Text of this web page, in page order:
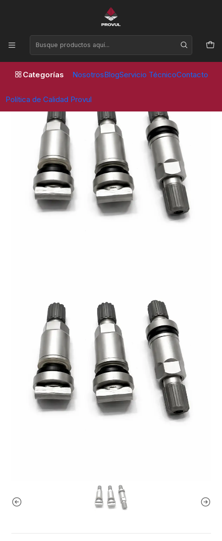
Categorías NosotrosBlogServicio TécnicoContacto
Política de Calidad Provul
Horario de atención Lunes a Viernes de 09:00 a 17:30 horas
Inicio Valvulas